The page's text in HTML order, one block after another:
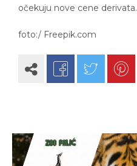
očekuju nove cene derivata.
foto:/ Freepik.com